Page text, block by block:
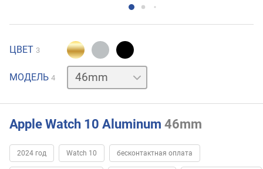
ЦВЕТ 3
МОДЕЛЬ 4
42mm
LTE46mm
Apple Watch 10 Aluminum 46mm
2024 год Watch 10 бесконтактная оплата